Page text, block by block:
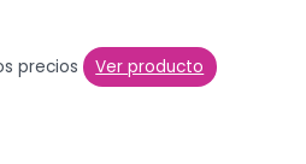
precios Ver producto